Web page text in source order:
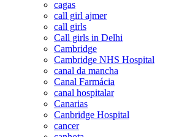
cagas
call girl ajmer
call girls
Call girls in Delhi
Cambridge
Cambridge NHS Hospital
canal da mancha
Canal Farmácia
canal hospitalar
Canarias
Canbridge Hospital
cancer